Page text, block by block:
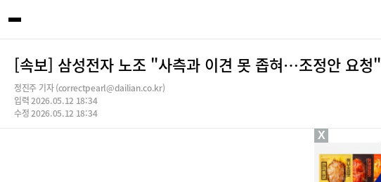
[속보] 삼성전자 노조 "사측과 이견 못 좁혀…조정안 요청"
정진주 기자 (correctpearl@dailian.co.kr)
입력 2026.05.12 18:34
수정 2026.05.12 18:34
X